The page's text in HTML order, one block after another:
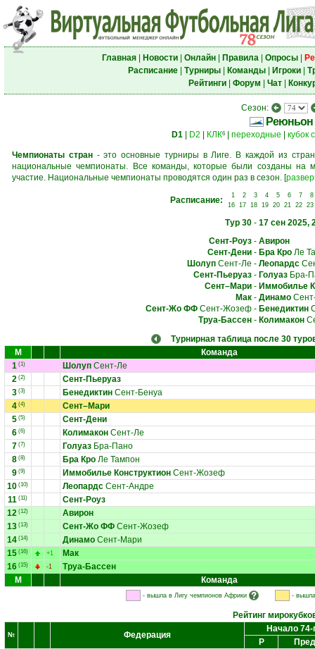
Главная| Новости| Онлайн| Правила| Опросы|
Расписание| Турниры| Команды| Игроки|
Рейтинги| Форум Чат|
Сезон:
Реюньон
D1 D2 КЛК6 переходные кубок
Чемпионаты стран- это основные турниры в Лиге. В каждой из
национальные чемпионаты. Все команды, которые были созданы на
участие. Национальные чемпионаты проводятся один раз в сезон. [
Расписание: 1 2 3 4 5 6 7
8
16
17 18 19 20 21 22 23
Тур 30- 17 сен 2025,
Сент-Роуз- Авирон
Сент-Дени- Бра КроЛе
ШолупСент-Ле - Леопардс
Сент-Пьеруаз- ГолуазБра-
Сент–Мари- Иммобилье
Мак- Динамо
Сент-Жо ФФСент-Жозеф- Бенедиктин
Труа-Бассен- Колимакон
Турнирная таблица после 30
М
Команда
1 (1) Шолуп Сент-Ле
2 (2)
Сент-Пьеруаз
3 (3) Бенедиктин Сент-Бенуа
4 (4)
Сент–Мари
5 (5)
Сент-Дени
6 (6) Колимакон Сент-Ле
7 (7) Голуаз Бра-Пано
8 (8) Бра Кро Ле Тампон
9 (9) Иммобилье Конструктион Сент-Жозеф
10 (10) Леопардс Сент-Андре
11 (11)
Сент-Роуз
12 (12)
Авирон
13 (13) Сент-Жо ФФ Сент-Жозеф
14 (14) Динамо Сент-Мари
15 (16) +1
Мак
16 (15) -1
Труа-Бассен
М
Команда
- вышла в Лигу чемпионов Африки -
Рейтинг
№ Федерация
Начало 74-
Р